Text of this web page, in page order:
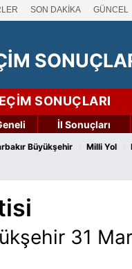
SON DAKİKA GÜNCEL
SONUÇLARI
İl Sonuçları
Büyükşehir Milli Yol
31